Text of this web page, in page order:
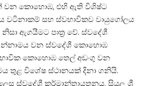
වන කොහොඹ, එහි ඇති විශිෂ්ට
වටිනාකම් සහ ස්වභාවිකව වායුගෝලය
ඇගයීමට පාත්‍ර වේ. ස්වදේශී
වන ස්වදේශී කොහොඹ
කොහොඹ තෙල් අඩංගු වන
තුළ විශේෂ ස්ථානයක් දිනා ගනියි.
ස්වදේශී කර්මාන්තායතනය, සියලු ශ්‍රී